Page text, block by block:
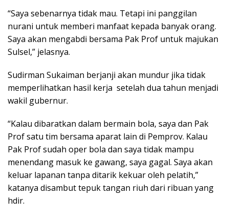
“Saya sebenarnya tidak mau. Tetapi ini panggilan
nurani untuk memberi manfaat kepada banyak orang.
Saya akan mengabdi bersama Pak Prof untuk majukan
Sulsel,” jelasnya.
Sudirman Sukaiman berjanji akan mundur jika tidak
memperlihatkan hasil kerja setelah dua tahun menjadi
wakil gubernur.
“Kalau dibaratkan dalam bermain bola, saya dan Pak
Prof satu tim bersama aparat lain di Pemprov. Kalau
Pak Prof sudah oper bola dan saya tidak mampu
menendang masuk ke gawang, saya gagal. Saya akan
keluar lapanan tanpa ditarik kekuar oleh pelatih,”
katanya disambut tepuk tangan riuh dari ribuan yang
hdir.